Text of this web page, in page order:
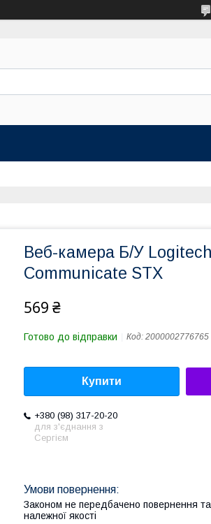
Веб-камера Б/У
Communicate STX
569 ₴
Готово до відправки Код: 2000002776765
Купити
+380 (98) 317-20-20
для з'єднання з
Сергієм
Законом не передбачено повернення
належної якості